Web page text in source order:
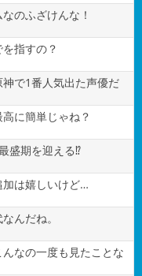
のふざけんな！
指すの？
神で1番人気出た声優だ
に簡単じゃね？
盛期を迎える⁉
加は嬉しいけど…
んだね。
んなの一度も見たことな